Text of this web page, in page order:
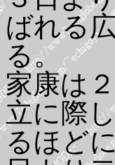
ばれる
る。
家康は
立に際
るほど